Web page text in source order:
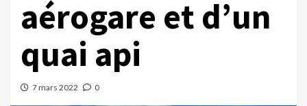
aérogare et d’un
quai api
7 mars 2022 0